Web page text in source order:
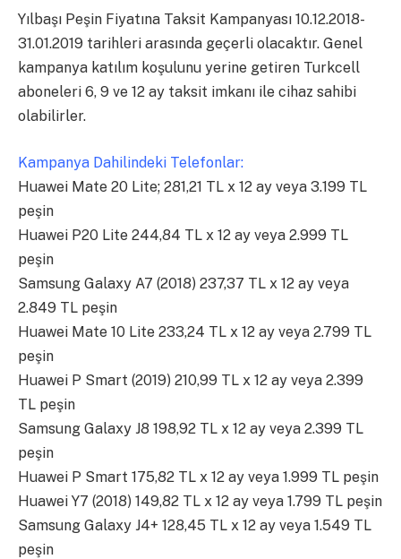
Yılbaşı Peşin Fiyatına Taksit Kampanyası 10.12.2018-
31.01.2019 tarihleri arasında geçerli olacaktır. Genel
kampanya katılım koşulunu yerine getiren Turkcell
aboneleri 6, 9 ve 12 ay taksit imkanı ile cihaz sahibi
olabilirler.
Kampanya Dahilindeki Telefonlar:
Huawei Mate 20 Lite; 281,21 TL x 12 ay veya 3.199 TL
peşin
Huawei P20 Lite 244,84 TL x 12 ay veya 2.999 TL
peşin
Samsung Galaxy A7 (2018) 237,37 TL x 12 ay veya
2.849 TL peşin
Huawei Mate 10 Lite 233,24 TL x 12 ay veya 2.799 TL
peşin
Huawei P Smart (2019) 210,99 TL x 12 ay veya 2.399
TL peşin
Samsung Galaxy J8 198,92 TL x 12 ay veya 2.399 TL
peşin
Huawei P Smart 175,82 TL x 12 ay veya 1.999 TL peşin
Huawei Y7 (2018) 149,82 TL x 12 ay veya 1.799 TL peşin
Samsung Galaxy J4+ 128,45 TL x 12 ay veya 1.549 TL
peşin